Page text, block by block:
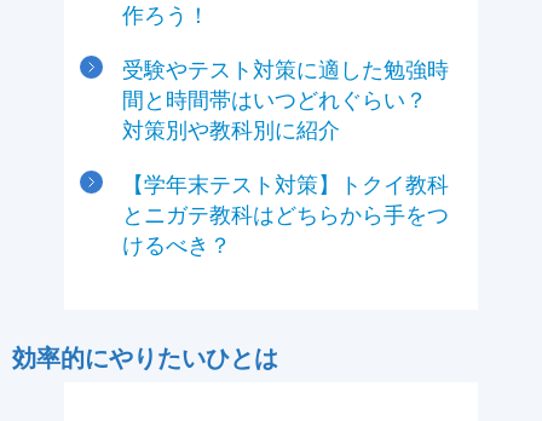
作ろう！
受験やテスト対策に適した勉強時
間と時間帯はいつどれぐらい？
対策別や教科別に紹介
【学年末テスト対策】トクイ教科
とニガテ教科はどちらから手をつ
けるべき？
効率的にやりたいひとは